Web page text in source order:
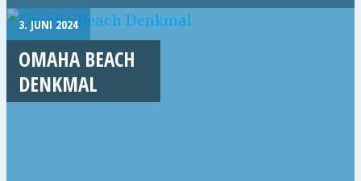
3. JUNI 2024
OMAHA BEACH
DENKMAL